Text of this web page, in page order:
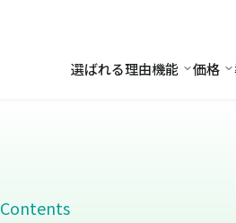
選ばれる理由機能 機能
価格
Contents